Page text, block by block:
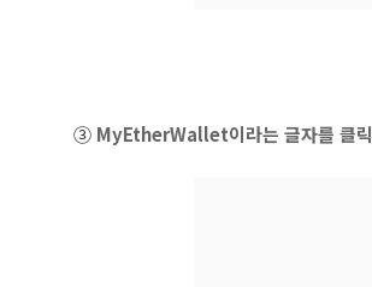
③ MyEtherWallet이라는 글자를 클릭